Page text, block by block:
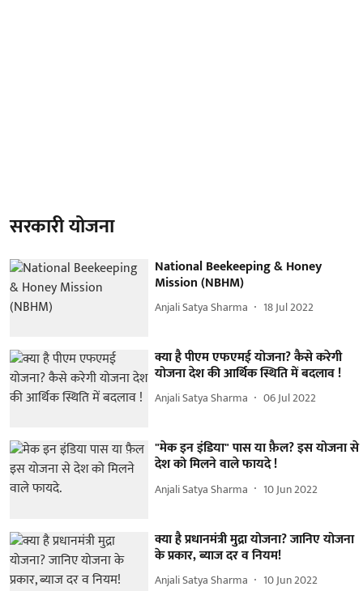
सरकारी योजना
National Beekeeping & Honey
Mission (NBHM)
Anjali Satya Sharma 18 Jul 2022
क्या है पीएम एफएमई योजना? कैसे करेगी
योजना देश की आर्थिक स्थिति में बदलाव !
Anjali Satya Sharma 06 Jul 2022
"मेक इन इंडिया" पास या फ़ैल? इस योजना से
देश को मिलने वाले फायदे !
Anjali Satya Sharma 10 Jun 2022
क्या है प्रधानमंत्री मुद्रा योजना? जानिए योजना
के प्रकार, ब्याज दर व नियम!
Anjali Satya Sharma 10 Jun 2022